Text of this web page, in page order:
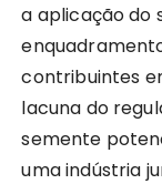
a aplicação do
contribuintes
lacuna do
semente
uma indústria